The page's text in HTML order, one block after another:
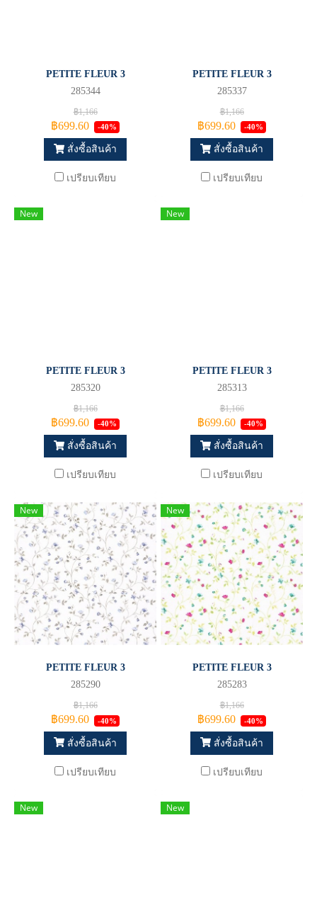
PETITE FLEUR 3
285344
฿1,166
฿699.60 -40%
สั่งซื้อสินค้า
เปรียบเทียบ
PETITE FLEUR 3
285337
฿1,166
฿699.60 -40%
สั่งซื้อสินค้า
เปรียบเทียบ
New
PETITE FLEUR 3
285320
฿1,166
฿699.60 -40%
สั่งซื้อสินค้า
เปรียบเทียบ
New
PETITE FLEUR 3
285313
฿1,166
฿699.60 -40%
สั่งซื้อสินค้า
เปรียบเทียบ
New
PETITE FLEUR 3
285290
฿1,166
฿699.60 -40%
สั่งซื้อสินค้า
เปรียบเทียบ
New
PETITE FLEUR 3
285283
฿1,166
฿699.60 -40%
สั่งซื้อสินค้า
เปรียบเทียบ
New New